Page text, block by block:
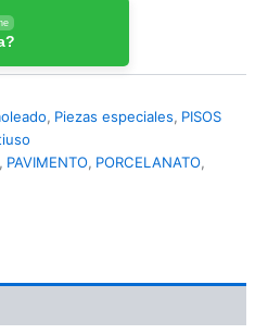
, Piezas especiales, PISOS
, PAVIMENTO, PORCELANATO,